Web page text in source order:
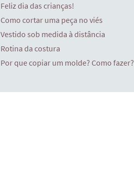
Feliz dia das crianças!
Como cortar uma peça no viés
Vestido sob medida à distância
Rotina da costura
Por que copiar um molde? Como fazer?